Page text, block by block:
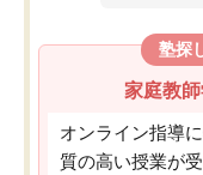
塾探
家庭教
オンライン指導
質の高い授業が